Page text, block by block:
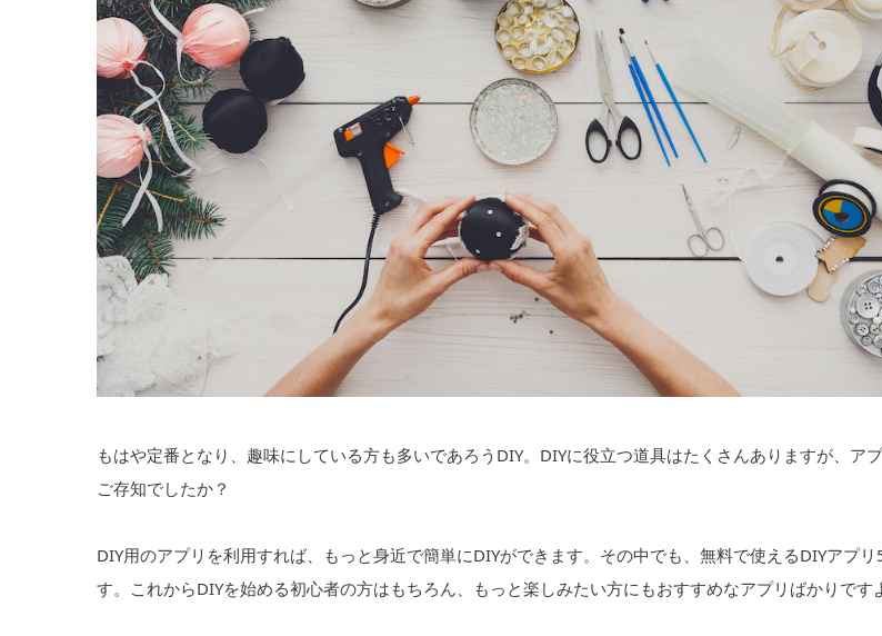
もはや定番となり、趣味にしている方も多いであろうDIY。DIYに役立つ道具はたくさんありますが、ア
ご存知でしたか？
DIY用のアプリを利用すれば、もっと身近で簡単にDIYができます。その中でも、無料で使えるDIYアプリ
す。これからDIYを始める初心者の方はもちろん、もっと楽しみたい方にもおすすめなアプリばかりです